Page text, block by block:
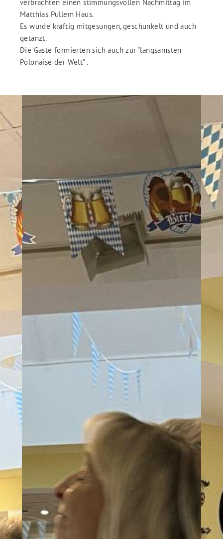
verbrachten einen stimmungsvollen Nachmittag im
Matthias Pullem Haus.
Es wurde kräftig mitgesungen, geschunkelt und auch
getanzt.
Die Gäste formierten sich auch zur "langsamsten
Polonaise der Welt" .